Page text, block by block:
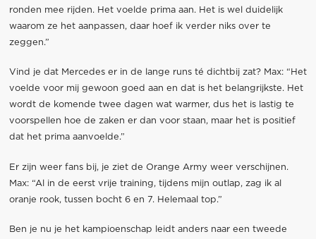
ronden mee rijden. Het voelde prima aan. Het is wel duidelijk
waarom ze het aanpassen, daar hoef ik verder niks over te
zeggen.”
Vind je dat Mercedes er in de lange runs té dichtbij zat? Max: “Het
voelde voor mij gewoon goed aan en dat is het belangrijkste. Het
wordt de komende twee dagen wat warmer, dus het is lastig te
voorspellen hoe de zaken er dan voor staan, maar het is positief
dat het prima aanvoelde.”
Er zijn weer fans bij, je ziet de Orange Army weer verschijnen.
Max: “Al in de eerst vrije training, tijdens mijn outlap, zag ik al
oranje rook, tussen bocht 6 en 7. Helemaal top.”
Ben je nu je het kampioenschap leidt anders naar een tweede